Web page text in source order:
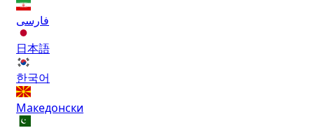
فارسی
日本語
한국어
Македонски